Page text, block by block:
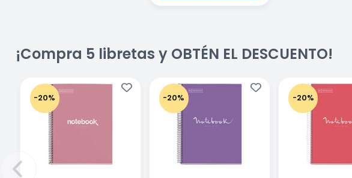
¡Compra 5 libretas y OBTÉN EL DESCUENTO!
-20% -20% -20%